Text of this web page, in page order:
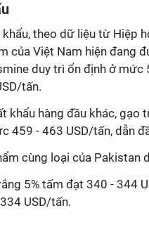
theo dữ liệu từ Hiệp
của Việt Nam hiện đang
duy trì ổn định ở mức
tấn.
khẩu hàng đầu khác, gạo
459 - 463 USD/tấn, dẫn
cùng loại của Pakistan
5% tấm đạt 340 - 344
USD/tấn.